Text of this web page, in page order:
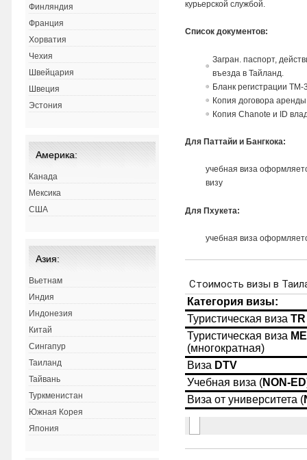
курьерской службой.
Список документов:
Загран. паспорт,
въезда в Тайланд.
Бланк регистрации TM-
Копия договора
Копия Chanote и ID
Для Паттайи и Бангкока:
учебная виза
визу
Для Пхукета:
учебная виза
Финляндия
Франция
Хорватия
Чехия
Швейцария
Швеция
Эстония
Америка:
Канада
Мексика
США
Азия:
Вьетнам
Индия
Индонезия
Китай
Сингапур
Таиланд
Тайвань
Туркменистан
Южная Корея
Япония